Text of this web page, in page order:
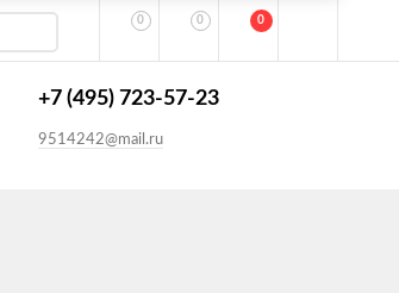
0 0 0
+7 (495) 723-57-23
9514242@mail.ru